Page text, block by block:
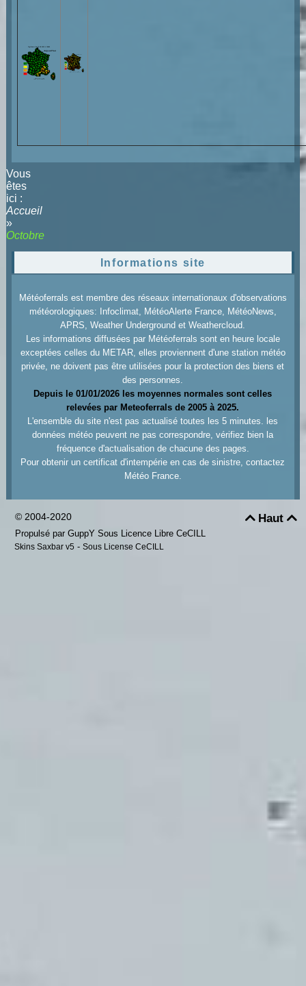
Vous
êtes
ici :
Accueil
»
Octobre
Informations site
Météoferrals est membre des réseaux internationaux d'observations
météorologiques: Infoclimat, MétéoAlerte France, MétéoNews,
APRS, Weather Underground et Weathercloud.
Les informations diffusées par Météoferrals sont en heure locale
exceptées celles du METAR, elles proviennent d'une station météo
privée, ne doivent pas être utilisées pour la protection des biens et
des personnes.
Depuis le 01/01/2026 les moyennes normales sont celles
relevées par Meteoferrals de 2005 à 2025.
L'ensemble du site n'est pas actualisé toutes les 5 minutes. les
données météo peuvent ne pas correspondre, vérifiez bien la
fréquence d'actualisation de chacune des pages.
Pour obtenir un certificat d'intempérie en cas de sinistre, contactez
Météo France.
Haut
© 2004-2020
Propulsé par GuppY Sous Licence Libre CeCILL
Skins Saxbar v5 - Sous License CeCILL